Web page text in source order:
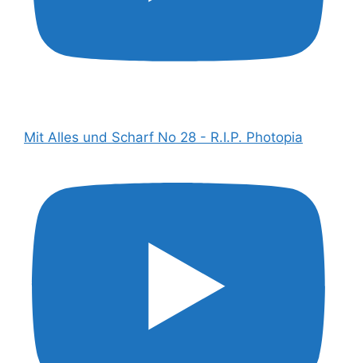
Mit Alles und Scharf No 28 - R.I.P. Photopia